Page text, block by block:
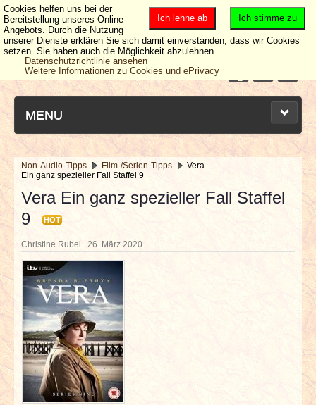
MENU
NEUESTE ARTIKEL
NEWS & DATES
BERICHTE
VERLOSUNGEN
INTERVIEWS
SPECIALS
REDAKTION
Non-Audio-Tipps Film-/Serien-Tipps
Vera
Ein ganz spezieller Fall Staffel 9
Vera Ein ganz spezieller Fall Staffel
9
HOT
Christine Rubel 26. März 2020
Ich stimme zu
Ich lehne ab
Cookies helfen uns bei der
Bereitstellung unseres Online-
Angebots. Durch die Nutzung
unserer Dienste erklären Sie sich damit einverstanden, dass wir Cookies
setzen. Sie haben auch die Möglichkeit abzulehnen.
Datenschutzrichtlinie ansehen
Weitere Informationen zu Cookies und ePrivacy